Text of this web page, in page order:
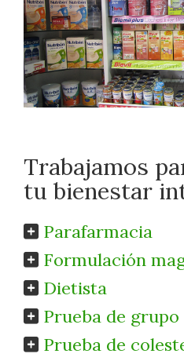
Trabajamos
tu bienestar
Parafarmacia
Formulación
Dietista
Prueba de grupo
Prueba de